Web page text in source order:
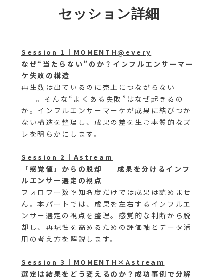
セッション詳細
Session 1｜MOMENTH@every
なぜ“当たらない”のか？インフルエンサーマー
ケ失敗の構造
再生数は出ているのに売上につながらない
——。そんな“よくある失敗”はなぜ起きるの
か。インフルエンサーマーケが成果に結びつか
ない構造を整理し、成果の差を生む本質的なズ
レを明らかにします。
Session 2｜Astream
「感覚値」からの脱却——成果を分けるインフ
ルエンサー選定の視点
フォロワー数や知名度だけでは成果は読めませ
ん。本パートでは、成果を左右するインフルエ
ンサー選定の視点を整理。感覚的な判断から脱
却し、再現性を高めるための評価軸とデータ活
用の考え方を解説します。
Session 3｜MOMENTH×Astream
選定は結果をどう変えるのか？成功事例で分解